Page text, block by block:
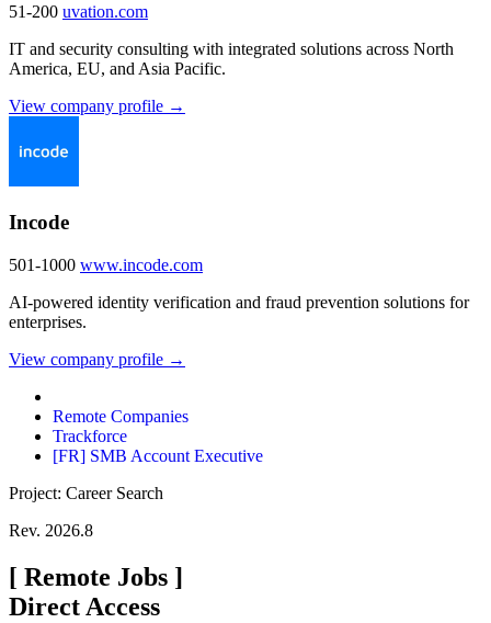
51-200 uvation.com
IT and security consulting with integrated solutions across North
America, EU, and Asia Pacific.
View company profile →
Incode
501-1000 www.incode.com
AI-powered identity verification and fraud prevention solutions for
enterprises.
View company profile →
Remote Companies
Trackforce
[FR] SMB Account Executive
Project: Career Search
Rev. 2026.8
[ Remote Jobs ]
Direct Access